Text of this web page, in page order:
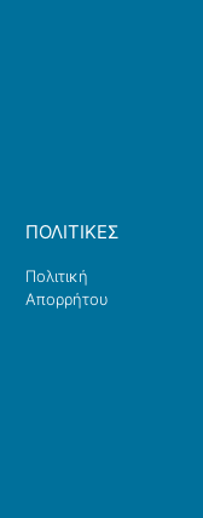
ΠΟΛΙΤΙΚΕΣ
Πολιτική
Απορρήτου